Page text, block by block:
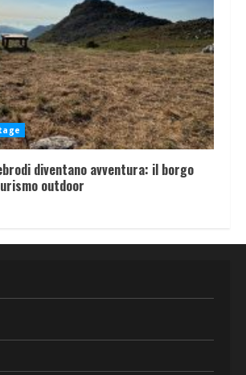
diventano avventura: il borgo
outdoor